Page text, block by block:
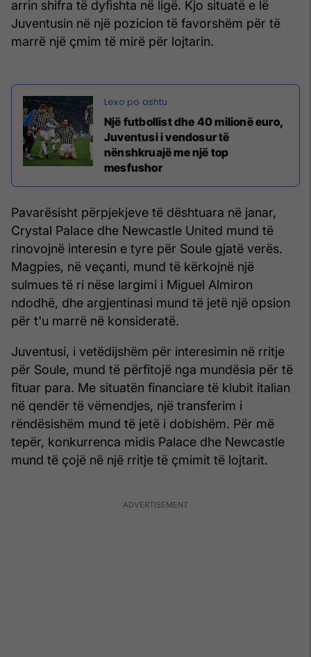
arrin shifra të dyfishta në ligë. Kjo situatë e lë
Juventusin në një pozicion të favorshëm për të
marrë një çmim të mirë për lojtarin.
Një futbollist dhe 40 milionë euro,
Juventusi i vendosur të
nënshkruajë me një top
mesfushor
Pavarësisht përpjekjeve të dështuara në janar,
Crystal Palace dhe Newcastle United mund të
rinovojnë interesin e tyre për Soule gjatë verës.
Magpies, në veçanti, mund të kërkojnë një
sulmues të ri nëse largimi i Miguel Almiron
ndodhë, dhe argjentinasi mund të jetë një opsion
për t'u marrë në konsideratë.
Juventusi, i vetëdijshëm për interesimin në rritje
për Soule, mund të përfitojë nga mundësia për të
fituar para. Me situatën financiare të klubit italian
në qendër të vëmendjes, një transferim i
rëndësishëm mund të jetë i dobishëm. Për më
tepër, konkurrenca midis Palace dhe Newcastle
mund të çojë në një rritje të çmimit të lojtarit.